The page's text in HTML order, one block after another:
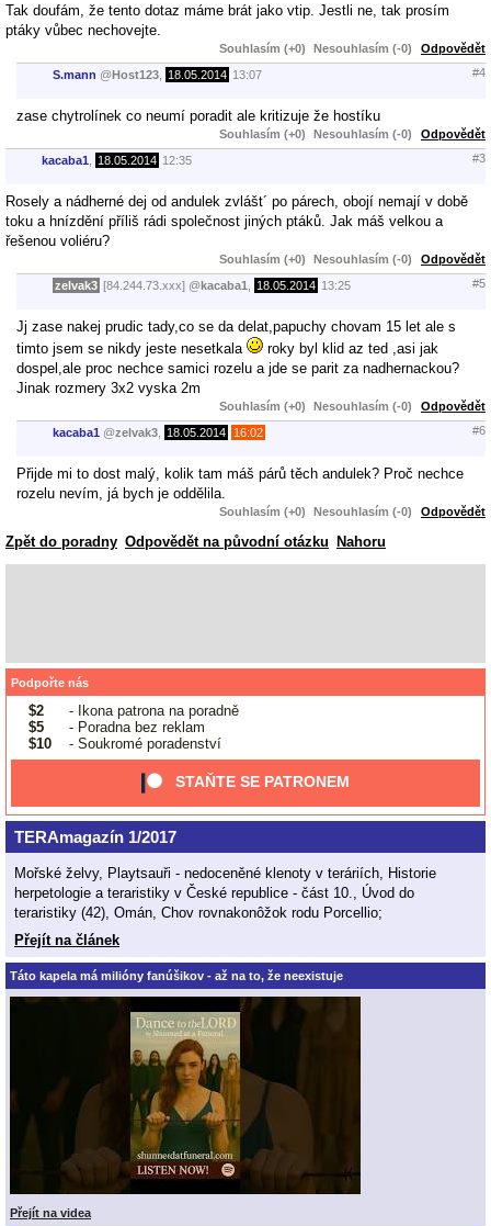
Tak doufám, že tento dotaz máme brát jako vtip. Jestli ne, tak prosím
ptáky vůbec nechovejte.
Souhlasím (+0) Nesouhlasím (-0) Odpovědět
S.mann @Host123 18.05.2014 13:07 #4
zase chytrolínek co neumí poradit ale kritizuje že hostíku
Souhlasím (+0) Nesouhlasím (-0) Odpovědět
kacaba1 18.05.2014 12:35 #3
Rosely a nádherné dej od andulek zvlášt´ po párech, obojí nemají v době
toku a hnízdění příliš rádi společnost jiných ptáků. Jak máš velkou a
řešenou voliéru?
Souhlasím (+0) Nesouhlasím (-0) Odpovědět
zelvak3 [84.244.73.xxx] @kacaba1 18.05.2014 13:25 #5
Jj zase nakej prudic tady,co se da delat,papuchy chovam 15 let ale s
timto jsem se nikdy jeste nesetkala
roky byl klid az ted ,asi jak
dospel,ale proc nechce samici rozelu a jde se parit za nadhernackou?
Jinak rozmery 3x2 vyska 2m
Souhlasím (+0) Nesouhlasím (-0) Odpovědět
kacaba1 @zelvak3 18.05.2014 16:02 #6
Přijde mi to dost malý, kolik tam máš párů těch andulek? Proč nechce
rozelu nevím, já bych je oddělila.
Souhlasím (+0) Nesouhlasím (-0) Odpovědět
Zpět do poradny Odpovědět na původní otázku Nahoru
Podpořte nás
$2
- Ikona patrona na poradně
$5
- Poradna bez reklam
$10
- Soukromé poradenství
STAŇTE SE PATRONEM
TERAmagazín 1/2017
Mořské želvy, Playtsauři - nedoceněné klenoty v teráriích, Historie
herpetologie a teraristiky v České republice - část 10., Úvod do
teraristiky (42), Omán, Chov rovnakonôžok rodu Porcellio;
Přejít na článek
Táto kapela má milióny fanúšikov - až na to, že neexistuje
Přejít na videa